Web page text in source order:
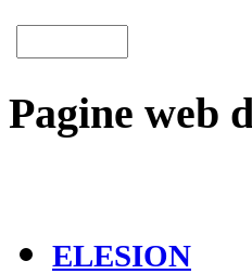
Pagine web
ELESION